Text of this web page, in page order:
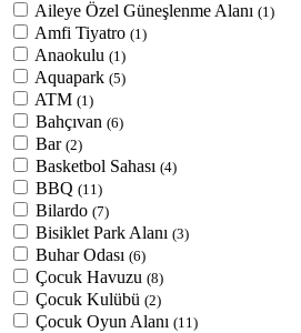
Aileye Özel Güneşlenme Alanı (1)
Amfi Tiyatro (1)
Anaokulu (1)
Aquapark (5)
ATM (1)
Bahçıvan (6)
Bar (2)
Basketbol Sahası (4)
BBQ (11)
Bilardo (7)
Bisiklet Park Alanı (3)
Buhar Odası (6)
Çocuk Havuzu (8)
Çocuk Kulübü (2)
Çocuk Oyun Alanı (11)